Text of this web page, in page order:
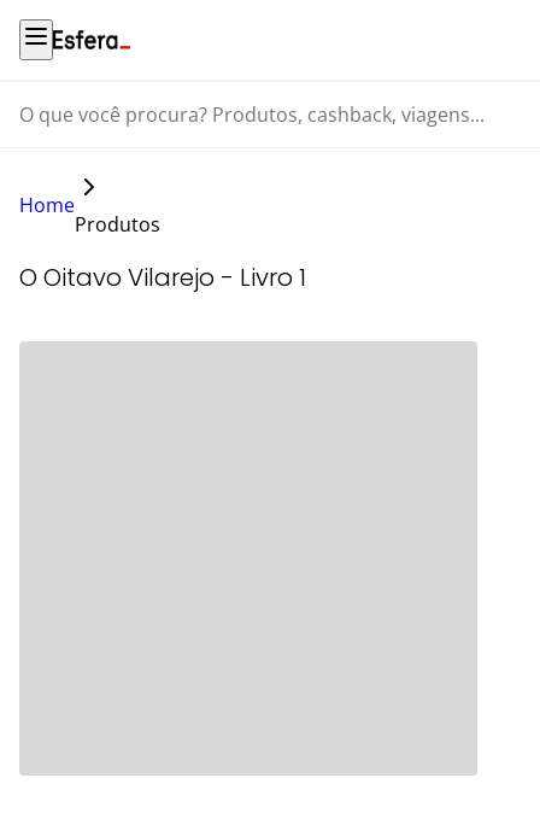
O que você procura? Produtos, cashback, viagens...
Home
Produtos
O Oitavo Vilarejo - Livro 1